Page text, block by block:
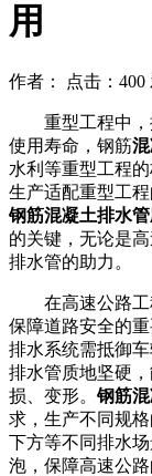
用
作者： 点击：400
重型工程中
使用寿命，钢筋
水利等重型工程
生产适配重型工
钢筋混凝土排水管
的关键，无论是
排水管的助力。
在高速公路
保障道路安全的
排水系统需抵御
排水管质地坚硬
损、变形。钢筋
求，生产不同规
下方等不同排水
泡，保障高速公